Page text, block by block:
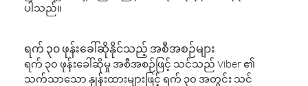
ပါသည်။
ရက် ၃၀ ဖုန်းခေါ်ဆိုနိုင်သည့် အစီအစဉ်များ
ရက် ၃၀ ဖုန်းခေါ်ဆိုမှု အစီအစဉ်ဖြင့် သင်သည် Viber ၏
သက်သာသော နှုန်းထားများဖြင့် ရက် ၃၀ အတွင်း သင်